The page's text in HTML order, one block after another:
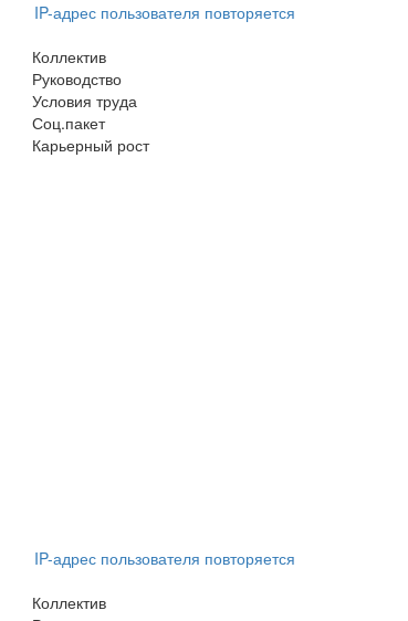
IP-адрес пользователя повторяется
Коллектив
Руководство
Условия труда
Соц.пакет
Карьерный рост
IP-адрес пользователя повторяется
Коллектив